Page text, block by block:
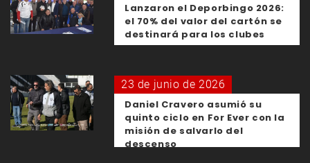
Lanzaron el Deporbingo 2026:
el 70% del valor del cartón se
destinará para los clubes
23 de junio de 2026
Daniel Cravero asumió su
quinto ciclo en For Ever con la
misión de salvarlo del
descenso